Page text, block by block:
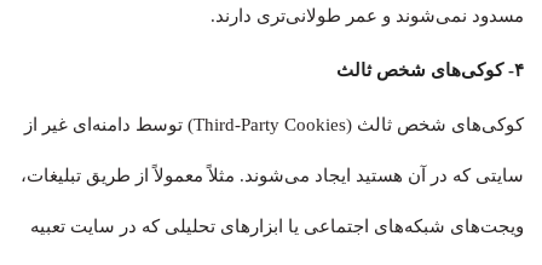
مسدود نمی‌شوند و عمر طولانی‌تری دارند.
۴- کوکی‌های شخص ثالث
کوکی‌های شخص ثالث (Third-Party Cookies) توسط دامنه‌ای غیر از
سایتی که در آن هستید ایجاد می‌شوند. مثلاً معمولاً از طریق تبلیغات،
ویجت‌های شبکه‌های اجتماعی یا ابزارهای تحلیلی که در سایت تعبیه